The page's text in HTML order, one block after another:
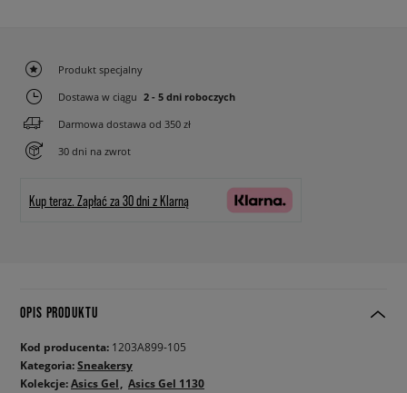
Produkt specjalny
Dostawa w ciągu 2 - 5 dni roboczych
Darmowa dostawa od 350 zł
30 dni na zwrot
Kup teraz. Zapłać za 30 dni z Klarną
OPIS PRODUKTU
Kod producenta: 1203A899-105
Kategoria:Sneakersy
Kolekcje:Asics Gel
Asics Gel 1130